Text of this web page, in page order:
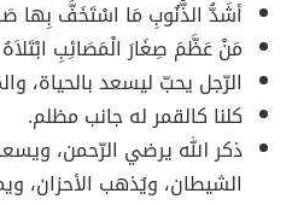
أشَدُّ الذُّنُوبِ مَا اسْتَخَفَّ بِها
مَنْ عَظَّمَ صِغَارَ الْمَصَائِبِ ابْتَلاَهُ
الرّجل يحبّ ليسعد بالحياة،
كلنا كالقمر له جانب مظلم.
ذكر الله يرضي الرّحمن،
الشيطان، ويُذهب الأحزان،